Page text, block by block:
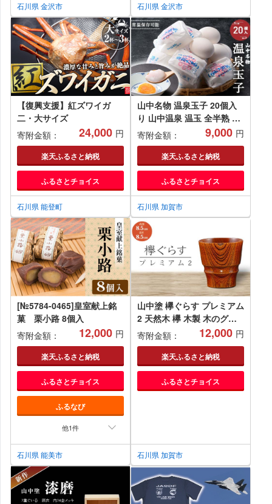
石川県 金沢市 石川県 金沢市
【復興支援】紅ズワイガ
二・大サイズ
寄附金額：
24,000 円
楽天ふるさと納税
ふるさとチョイス
石川県 能登町
山中名物 温泉玉子 20個入
り 山中温泉 温玉 全半熟 半
熟 卵 たまご 常温保存可能
小分け 朝食 グルメ 食品 復
興 震災 コロナ 能登半島地
震復興支援 北陸新幹線
F6P-2809 クラウドファン
ディング 実施中 GCF
寄附金額： 9,000 円
楽天ふるさと納税
ふるさとチョイス
石川県 加賀市
[№5784-0465]皇室献上銘
菓 栗小路 8個入
寄附金額：
12,000 円
楽天ふるさと納税
ふるさとチョイス
ふるなび
他1件
石川県 能美市
山中塗 欅ぐらす プレミアム
2 天然木 欅 木製 木のグラ
ス コップ カップ 漆器 伝統
工芸 工芸品 国産 日本製 父
の日 母の日 敬老の日 ギフ
ト 復興 震災 コロナ 能登半
島地震復興支援 北陸新幹線
F6P-0726 クラウドファン
寄附金額： 12,000 円
楽天ふるさと納税
ふるさとチョイス
石川県 加賀市